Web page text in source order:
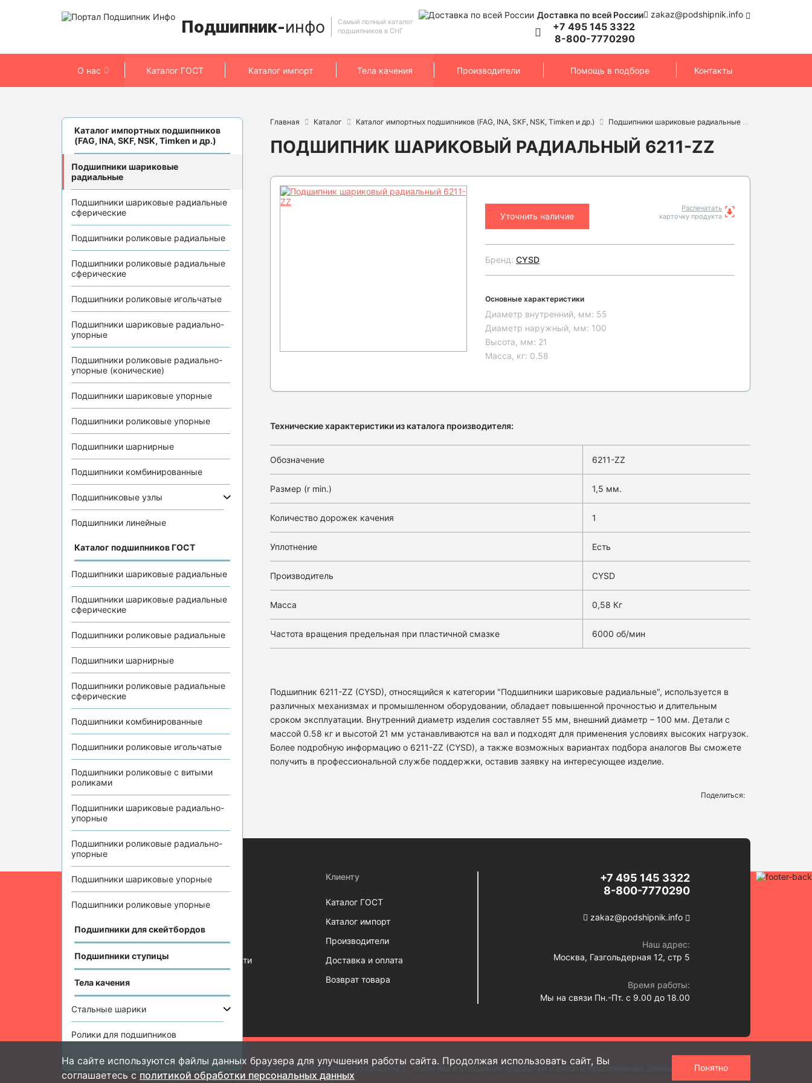
Подшипник-инфо
Самый полный каталог
подшипников в СНГ
Доставка по всей России zakaz@podshipnik.info
+7 495 145 3322
8-800-7770290
О нас Каталог ГОСТ Каталог импорт Тела качения Производители Помощь в подборе Контакты
Каталог импортных подшипников
(FAG, INA, SKF, NSK, Timken и др.)
Подшипники шариковые
радиальные
Подшипники шариковые радиальные
сферические
Подшипники роликовые радиальные
Подшипники роликовые радиальные
сферические
Подшипники роликовые игольчатые
Подшипники шариковые радиально-
упорные
Подшипники роликовые радиально-
упорные (конические)
Подшипники шариковые упорные
Подшипники роликовые упорные
Подшипники шарнирные
Подшипники комбинированные
Подшипниковые узлы
Подшипники линейные
Каталог подшипников ГОСТ
Подшипники шариковые радиальные
Подшипники шариковые радиальные
сферические
Подшипники роликовые радиальные
Подшипники шарнирные
Подшипники роликовые радиальные
сферические
Подшипники комбинированные
Подшипники роликовые игольчатые
Подшипники роликовые с витыми
роликами
Подшипники шариковые радиально-
упорные
Подшипники роликовые радиально-
упорные
Подшипники шариковые упорные
Подшипники роликовые упорные
Подшипники для скейтбордов
Подшипники ступицы
Тела качения
Стальные шарики
Ролики для подшипников
Главная Каталог Каталог импортных подшипников (FAG, INA, SKF, NSK, Timken и др.) Подшипники шариковые радиальные
ПОДШИПНИК ШАРИКОВЫЙ РАДИАЛЬНЫЙ 6211-ZZ
Уточнить наличие
Распечатать
карточку продукта
Бренд: CYSD
Основные характеристики
Диаметр внутренний, мм: 55
Диаметр наружный, мм: 100
Высота, мм: 21
Масса, кг: 0.58
Технические характеристики из каталога производителя:
Обозначение 6211-ZZ
Размер (r min.) 1,5 мм.
Количество дорожек качения 1
Уплотнение Есть
Производитель CYSD
Масса 0,58 Кг
Частота вращения предельная при пластичной смазке 6000 об/мин
Подшипник 6211-ZZ (CYSD), относящийся к категории "Подшипники шариковые радиальные", используется в
различных механизмах и промышленном оборудовании, обладает повышенной прочностью и длительным
сроком эксплуатации. Внутренний диаметр изделия составляет 55 мм, внешний диаметр – 100 мм. Детали с
массой 0.58 кг и высотой 21 мм устанавливаются на вал и подходят для применения условиях высоких нагрузок.
Более подробную информацию о 6211-ZZ (CYSD), а также возможных вариантах подбора аналогов Вы сможете
получить в профессиональной службе поддержки, оставив заявку на интересующее изделие.
Поделиться:
Информация
Отзывы
Контакты
Политика конфиденциальности
Клиенту
Каталог ГОСТ
Каталог импорт
Производители
Доставка и оплата
Возврат товара
+7 495 145 3322
8-800-7770290
zakaz@podshipnik.info
Наш адрес:
Москва, Газгольдерная 12, стр 5
Время работы:
Мы на связи Пн.-Пт. с 9.00 до 18.00
Подшипник- инфо © 2020-2026 Все права защищены Политика в отношении обработки и защиты персональных данных
На сайте используются файлы данных браузера для улучшения работы сайта. Продолжая использовать сайт, Вы
соглашаетесь с политикой обработки персональных данных
Понятно